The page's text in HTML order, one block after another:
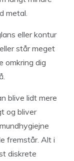
metal.
eller kontur
står meget
omkring dig
blive lidt mere
og bliver
fremstår. Alt i
diskrete